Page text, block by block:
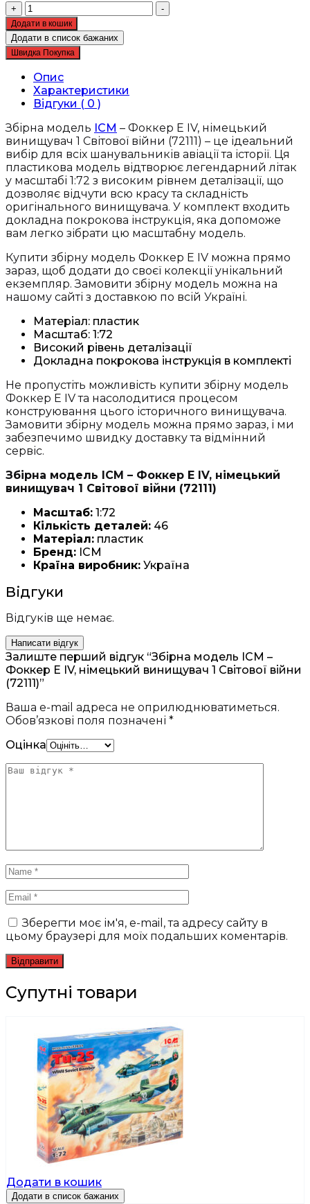
+
Збірна
модель
ICM
-
Фоккер
Е
IV,
німецький
винищувач
1
Світової
війни
(72111)
кількість
-
Додати в кошик
Додати в список бажаних
Швидка Покупка
Опис
Характеристики
Відгуки ( 0 )
Збірна модель ICM – Фоккер Е IV, німецький
винищувач 1 Світової війни (72111) – це ідеальний
вибір для всіх шанувальників авіації та історії. Ця
пластикова модель відтворює легендарний літак
у масштабі 1:72 з високим рівнем деталізації, що
дозволяє відчути всю красу та складність
оригінального винищувача. У комплект входить
докладна покрокова інструкція, яка допоможе
вам легко зібрати цю масштабну модель.
Купити збірну модель Фоккер Е IV можна прямо
зараз, щоб додати до своєї колекції унікальний
екземпляр. Замовити збірну модель можна на
нашому сайті з доставкою по всій Україні.
Матеріал: пластик
Масштаб: 1:72
Високий рівень деталізації
Докладна покрокова інструкція в комплекті
Не пропустіть можливість купити збірну модель
Фоккер Е IV та насолодитися процесом
конструювання цього історичного винищувача.
Замовити збірну модель можна прямо зараз, і ми
забезпечимо швидку доставку та відмінний
сервіс.
Збірна модель ICM – Фоккер Е IV, німецький
винищувач 1 Світової війни (72111)
Масштаб: 1:72
Кількість деталей: 46
Матеріал: пластик
Бренд: ICM
Країна виробник: Україна
Відгуки
Відгуків ще немає.
Написати відгук
Залиште перший відгук “Збірна модель ICM –
Фоккер Е IV, німецький винищувач 1 Світової війни
(72111)”
Ваша e-mail адреса не оприлюднюватиметься.
Обов’язкові поля позначені *
Оцінка
Зберегти моє ім'я, e-mail, та адресу сайту в
цьому браузері для моїх подальших коментарів.
Супутні товари
Додати в кошик
Додати в список бажаних